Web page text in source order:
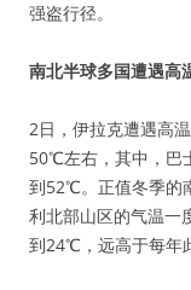
强盗行径。
南北半球多国遭遇高
2日，伊拉克遭遇高
50℃左右，其中，巴
到52℃。正值冬季的
利北部山区的气温一
到24℃，远高于每年